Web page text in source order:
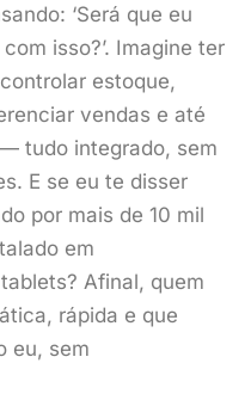
‘Será que eu
isso?’. Imagine ter
estoque,
vendas e até
tudo integrado, sem
E se eu te disser
por mais de 10 mil
em
Afinal, quem
rápida e que
eu, sem